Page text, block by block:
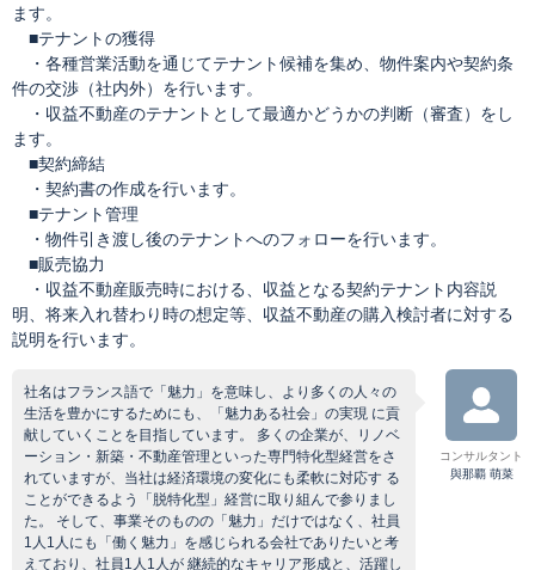
ます。
■テナントの獲得
・各種営業活動を通じてテナント候補を集め、物件案内や契約条
件の交渉（社内外）を行います。
・収益不動産のテナントとして最適かどうかの判断（審査）をし
ます。
■契約締結
・契約書の作成を行います。
■テナント管理
・物件引き渡し後のテナントへのフォローを行います。
■販売協力
・収益不動産販売時における、収益となる契約テナント内容説
明、将来入れ替わり時の想定等、収益不動産の購入検討者に対する
説明を行います。
社名はフランス語で「魅力」を意味し、より多くの人々の
生活を豊かにするためにも、「魅力ある社会」の実現 に貢
献していくことを目指しています。 多くの企業が、リノベ
ーション・新築・不動産管理といった専門特化型経営をさ
れていますが、当社は経済環境の変化にも柔軟に対応す る
ことができるよう「脱特化型」経営に取り組んで参りまし
た。 そして、事業そのものの「魅力」だけではなく、社員
1人1人にも「働く魅力」を感じられる会社でありたいと考
えており、社員1人1人が 継続的なキャリア形成と、活躍し
コンサルタント
與那覇 萌菜